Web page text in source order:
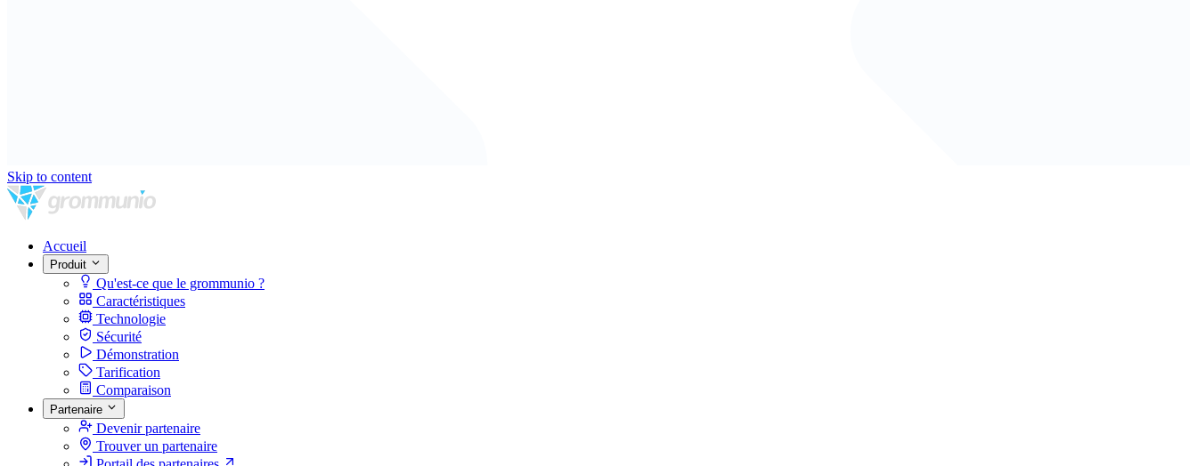
Skip to content
Accueil
Produit
Qu'est-ce que le grommunio ?
Caractéristiques
Technologie
Sécurité
Démonstration
Tarification
Comparaison
Partenaire
Devenir partenaire
Trouver un partenaire